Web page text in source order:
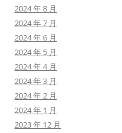
2024 年 8 月
2024 年 7 月
2024 年 6 月
2024 年 5 月
2024 年 4 月
2024 年 3 月
2024 年 2 月
2024 年 1 月
2023 年 12 月